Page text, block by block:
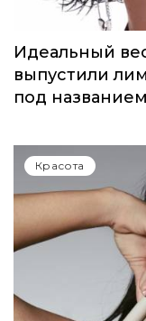
Идеальный
выпустили
под
Красота